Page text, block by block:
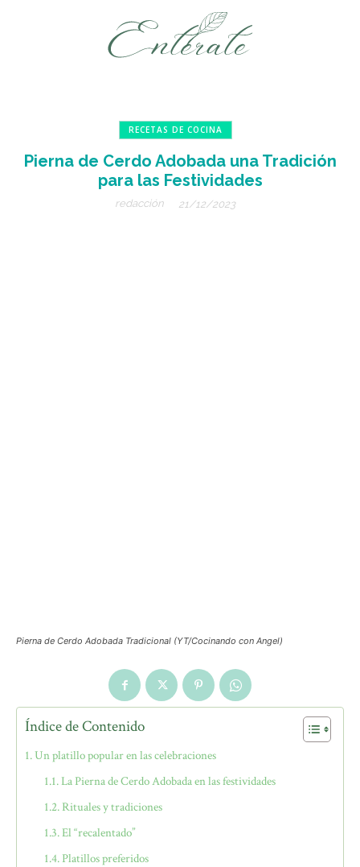
RECETAS DE COCINA
Pierna de Cerdo Adobada una Tradición
para las Festividades
redacción 21/12/2023
Pierna de Cerdo Adobada Tradicional (YT/Cocinando con Angel)
Índice de Contenido
Un platillo popular en las celebraciones
La Pierna de Cerdo Adobada en las festividades
Rituales y tradiciones
El “recalentado”
Platillos preferidos